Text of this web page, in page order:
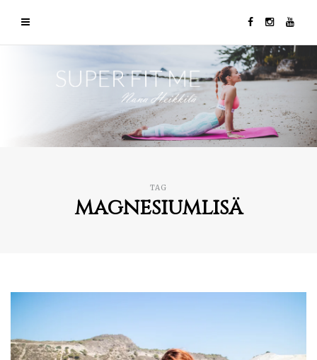
TAG
magnesiumlisä